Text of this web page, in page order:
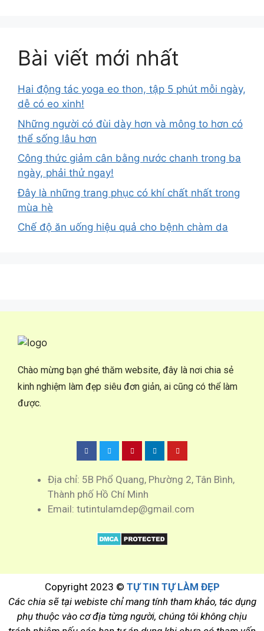
Bài viết mới nhất
Hai động tác yoga eo thon, tập 5 phút mỗi ngày,
dễ có eo xinh!
Những người có đùi dày hơn và mông to hơn có
thể sống lâu hơn
Công thức giảm cân bằng nước chanh trong ba
ngày, phải thử ngay!
Đây là những trang phục có khí chất nhất trong
mùa hè
Chế độ ăn uống hiệu quả cho bệnh chàm da
Chào mừng bạn ghé thăm website, đây là nơi chia sẻ
kinh nghiệm làm đẹp siêu đơn giản, ai cũng có thể làm
được.
Địa chỉ: 5B Phổ Quang, Phường 2, Tân Bình,
Thành phố Hồ Chí Minh
Email: tutintulamdep@gmail.com
Copyright 2023 © TỰ TIN TỰ LÀM ĐẸP
Các chia sẽ tại webiste chỉ mang tính tham khảo, tác dụng
phụ thuộc vào cơ địa từng người, chúng tôi không chịu